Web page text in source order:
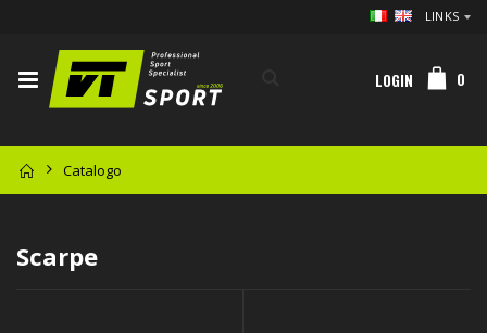
LINKS
LOGIN 0
Catalogo
Scarpe